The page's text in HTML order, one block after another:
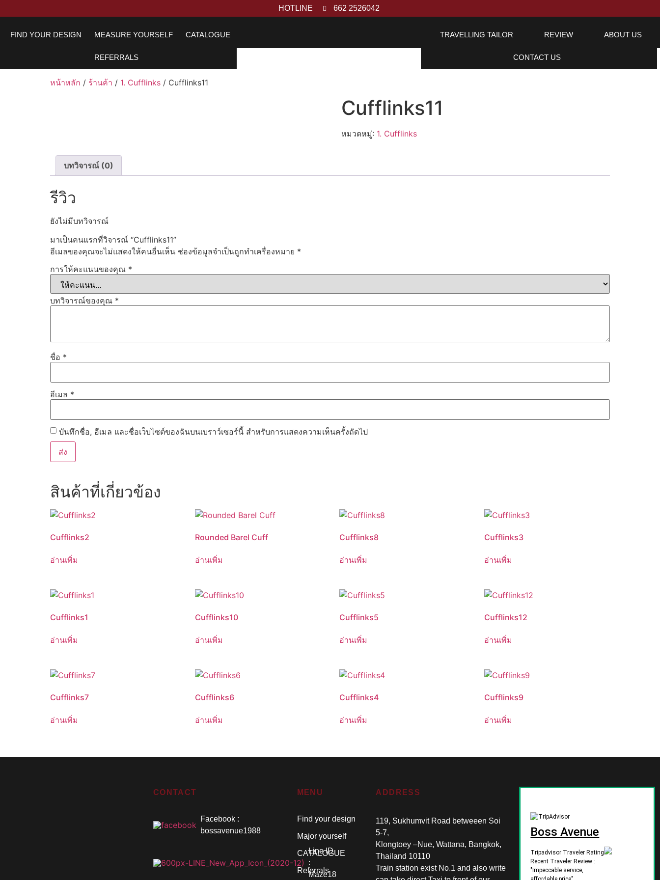
HOTLINE 662 2526042
FIND YOUR DESIGN MEASURE YOURSELF CATALOGUE
REFERRALS
TRAVELLING TAILOR REVIEW ABOUT US
CONTACT US
หน้าหลัก / ร้านค้า / 1. Cufflinks / Cufflinks11
Cufflinks11
หมวดหมู่: 1. Cufflinks
บทวิจารณ์ (0)
รีวิว
ยังไม่มีบทวิจารณ์
มาเป็นคนแรกที่วิจารณ์ “Cufflinks11”
อีเมลของคุณจะไม่แสดงให้คนอื่นเห็น ช่องข้อมูลจำเป็นถูกทำเครื่องหมาย *
การให้คะแนนของคุณ *
บทวิจารณ์ของคุณ *
ชื่อ *
อีเมล *
บันทึกชื่อ, อีเมล และชื่อเว็บไซต์ของฉันบนเบราว์เซอร์นี้ สำหรับการแสดงความเห็นครั้งถัดไป
สินค้าที่เกี่ยวข้อง
Cufflinks2
อ่านเพิ่ม
Rounded Barel Cuff
อ่านเพิ่ม
Cufflinks8
อ่านเพิ่ม
Cufflinks3
อ่านเพิ่ม
Cufflinks1
อ่านเพิ่ม
Cufflinks10
อ่านเพิ่ม
Cufflinks5
อ่านเพิ่ม
Cufflinks12
อ่านเพิ่ม
Cufflinks7
อ่านเพิ่ม
Cufflinks6
อ่านเพิ่ม
Cufflinks4
อ่านเพิ่ม
Cufflinks9
อ่านเพิ่ม
CONTACT
Facebook :
bossavenue1988
Line ID
:
Maze18
MENU
Find your design
Major yourself
CATALOGUE
Referrals
ADDRESS
119, Sukhumvit Road betweeen Soi
5-7,
Klongtoey –Nue, Wattana, Bangkok,
Thailand 10110
Train station exist No.1 and also write
Boss Avenue
Tripadvisor Traveler Rating
Recent Traveler Review :
"Impeccable service,